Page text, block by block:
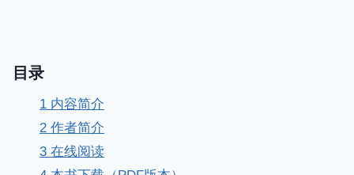
目录
1 内容简介
2 作者简介
3 在线阅读